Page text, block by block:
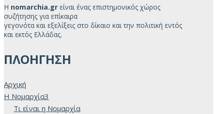
Η nomarchia.gr είναι ένας επιστημονικός χώρος
συζήτησης για επίκαιρα
γεγονότα και εξελίξεις στο δίκαιο και την πολιτική εντός
και εκτός Ελλάδας.
ΠΛΟΗΓΗΣΗ
Αρχική
H Νομαρχία3
Τι είναι η Νομαρχία